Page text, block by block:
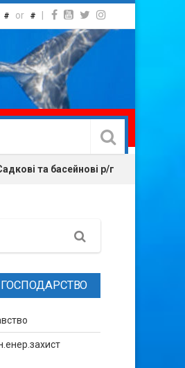
# or #
та басейнові р/г
Search